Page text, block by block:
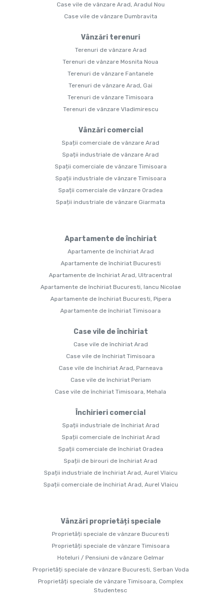
Case vile de vânzare Arad, Aradul Nou
Case vile de vânzare Dumbravita
Vânzări terenuri
Terenuri de vânzare Arad
Terenuri de vânzare Mosnita Noua
Terenuri de vânzare Fantanele
Terenuri de vânzare Arad, Gai
Terenuri de vânzare Timisoara
Terenuri de vânzare Vladimirescu
Vânzări comercial
Spații comerciale de vânzare Arad
Spații industriale de vânzare Arad
Spații comerciale de vânzare Timisoara
Spații industriale de vânzare Timisoara
Spații comerciale de vânzare Oradea
Spații industriale de vânzare Giarmata
Apartamente de închiriat
Apartamente de închiriat Arad
Apartamente de închiriat Bucuresti
Apartamente de închiriat Arad, Ultracentral
Apartamente de închiriat Bucuresti, Iancu Nicolae
Apartamente de închiriat Bucuresti, Pipera
Apartamente de închiriat Timisoara
Case vile de închiriat
Case vile de închiriat Arad
Case vile de închiriat Timisoara
Case vile de închiriat Arad, Parneava
Case vile de închiriat Periam
Case vile de închiriat Timisoara, Mehala
Închirieri comercial
Spații industriale de închiriat Arad
Spații comerciale de închiriat Arad
Spații comerciale de închiriat Oradea
Spații de birouri de închiriat Arad
Spații industriale de închiriat Arad, Aurel Vlaicu
Spații comerciale de închiriat Arad, Aurel Vlaicu
Vânzări proprietăți speciale
Proprietăți speciale de vânzare Bucuresti
Proprietăți speciale de vânzare Timisoara
Hoteluri / Pensiuni de vânzare Gelmar
Proprietăți speciale de vânzare Bucuresti, Serban Voda
Proprietăți speciale de vânzare Timisoara, Complex
Studentesc